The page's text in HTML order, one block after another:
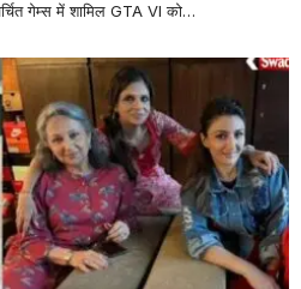
गेम्स में शामिल GTA VI को…